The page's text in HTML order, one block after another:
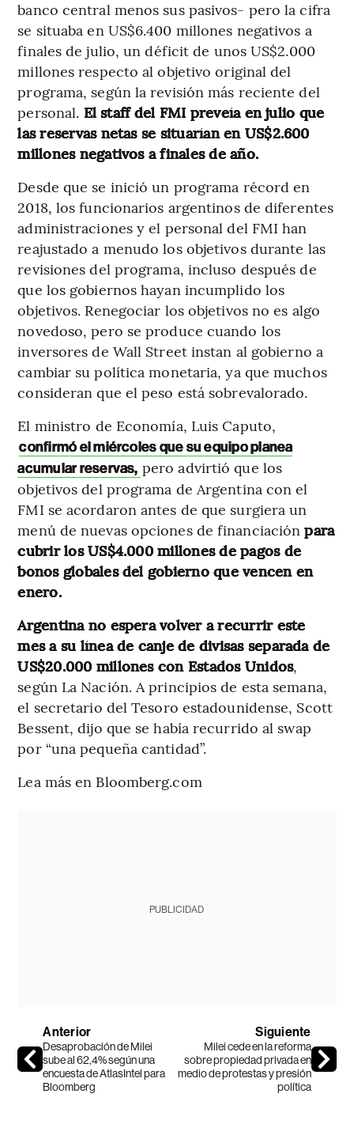
banco central menos sus pasivos- pero la cifra
se situaba en US$6.400 millones negativos a
finales de julio, un déficit de unos US$2.000
millones respecto al objetivo original del
programa, según la revisión más reciente del
personal. El staff del FMI preveía en julio que
las reservas netas se situarían en US$2.600
millones negativos a finales de año.
Desde que se inició un programa récord en
2018, los funcionarios argentinos de diferentes
administraciones y el personal del FMI han
reajustado a menudo los objetivos durante las
revisiones del programa, incluso después de
que los gobiernos hayan incumplido los
objetivos. Renegociar los objetivos no es algo
novedoso, pero se produce cuando los
inversores de Wall Street instan al gobierno a
cambiar su política monetaria, ya que muchos
consideran que el peso está sobrevalorado.
El ministro de Economía, Luis Caputo,
confirmó el miércoles que su equipo planea
acumular reservas, pero advirtió que los
objetivos del programa de Argentina con el
FMI se acordaron antes de que surgiera un
menú de nuevas opciones de financiaciónpara
cubrir los US$4.000 millones de pagos de
bonos globales del gobierno que vencen en
enero.
Argentina no espera volver a recurrir este
mes a su línea de canje de divisas separada de
US$20.000 millones con Estados Unidos,
según La Nación. A principios de esta semana,
el secretario del Tesoro estadounidense, Scott
Bessent, dijo que se había recurrido al swap
por “una pequeña cantidad”.
Lea más en Bloomberg.com
PUBLICIDAD
Anterior
Desaprobación de Milei
sube al 62,4% según una
encuesta de AtlasIntel para
Bloomberg
Siguiente
Milei cede en la reforma
sobre propiedad privada en
medio de protestas y presión
política